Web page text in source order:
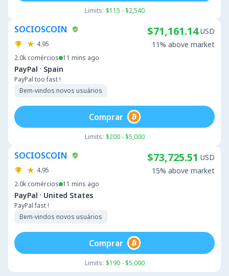
Limits: $115 - $2,540
SOCIOSCOIN
4.95
2.0k comércios 11 mins ago
PayPal · Spain
PayPal too fast !
Bem-vindos novos usuários
$71,161.14 USD
11% above market
Limits: $200 - $5,000
Comprar
SOCIOSCOIN
4.95
2.0k comércios 11 mins ago
PayPal · United States
PayPal fast !
Bem-vindos novos usuários
$73,725.51 USD
15% above market
Limits: $190 - $5,000
Comprar